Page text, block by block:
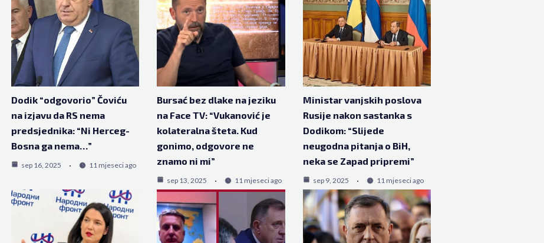
Dodik “odgovorio” Čoviću
na izjavu da RS nema
predsjednika: “Ni Herceg-
Bosna ga nema…”
sep 16, 2025 11 mjeseci ago
Bursać bez dlake na jeziku
na Face TV: “Vukanović je
kolateralna šteta. Kud
gonimo, odgovore ne
znamo ni mi”
sep 13, 2025 11 mjeseci ago
Ministar vanjskih poslova
Rusije nakon sastanka s
Dodikom: “Slijede
neugodna pitanja o BiH,
neka se Zapad pripremi”
sep 9, 2025 11 mjeseci ago